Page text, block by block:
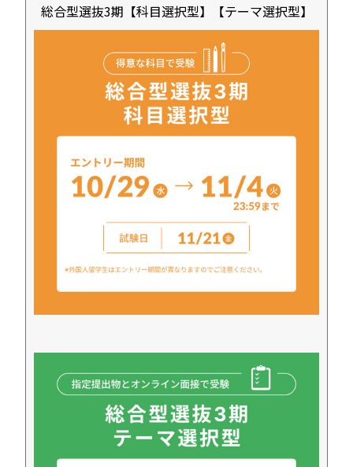
総合型選抜3期【科目選択型】【テーマ選択型】